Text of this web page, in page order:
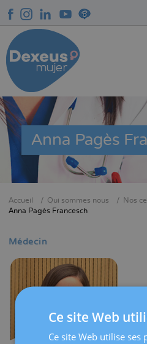
au
contenu
principal
Anna Pagès
Fil
Accueil Qui sommes nous Nos
Anna Pagès Francesch
Médecin
Ce site Web
Ce site Web utilise ses